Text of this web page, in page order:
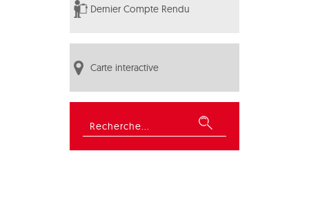
Dernier Compte Rendu
Carte interactive
Rechercher